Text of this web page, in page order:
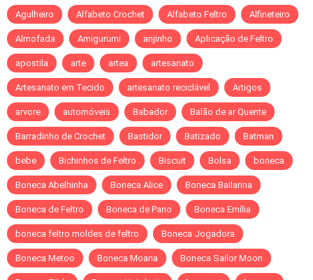
Agulheiro Alfabeto Crochet Alfabeto Feltro Alfineteiro
Almofada Amigurumi anjinho Aplicação de Feltro
apostila arte artea artesanato
Artesanato em Tecido artesanato reciclável Artigos
arvore automóveis Babador Balão de ar Quente
Barradinho de Crochet Bastidor Batizado Batman
bebe Bichinhos de Feltro Biscuit Bolsa boneca
Boneca Abelhinha Boneca Alice Boneca Bailarina
Boneca de Feltro Boneca de Pano Boneca Emília
boneca feltro moldes de feltro Boneca Jogadora
Boneca Metoo Boneca Moana Boneca Sailor Moon